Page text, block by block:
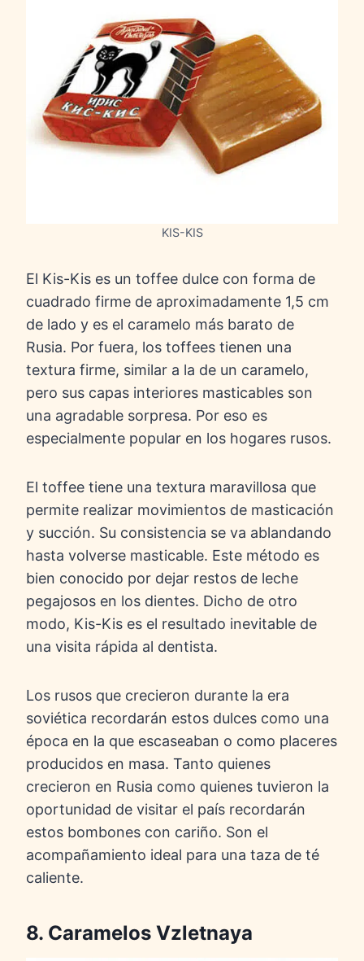
KIS-KIS
El Kis-Kis es un toffee dulce con forma de
cuadrado firme de aproximadamente 1,5 cm
de lado y es el caramelo más barato de
Rusia. Por fuera, los toffees tienen una
textura firme, similar a la de un caramelo,
pero sus capas interiores masticables son
una agradable sorpresa. Por eso es
especialmente popular en los hogares rusos.
El toffee tiene una textura maravillosa que
permite realizar movimientos de masticación
y succión. Su consistencia se va ablandando
hasta volverse masticable. Este método es
bien conocido por dejar restos de leche
pegajosos en los dientes. Dicho de otro
modo, Kis-Kis es el resultado inevitable de
una visita rápida al dentista.
Los rusos que crecieron durante la era
soviética recordarán estos dulces como una
época en la que escaseaban o como placeres
producidos en masa. Tanto quienes
crecieron en Rusia como quienes tuvieron la
oportunidad de visitar el país recordarán
estos bombones con cariño. Son el
acompañamiento ideal para una taza de té
caliente.
8. Caramelos Vzletnaya